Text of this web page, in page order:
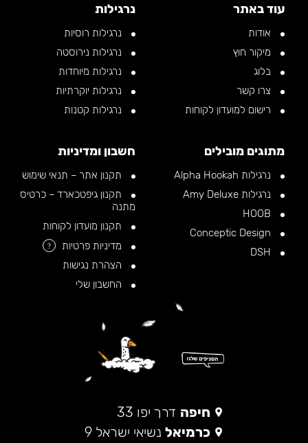
אודות
מיקור חוץ
בלוג
צרו קשר
נרגילות רוסיות
נרגילות נירוסטה
נרגילות מיוחדות
נרגילות יוקרתיות
נרגילות Alpha Hookah
נרגילות Amy Deluxe
תקנון אתר – תנאי שימוש
תקנון גיפטכארד – כרטיס
מתנה
תקנון מועדון לקוחות
מדיניות פרטיות
הצהרת נגישות
חיפה דרך יפו 33